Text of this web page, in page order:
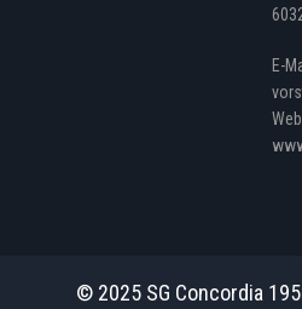
E-
© 2025 SG Concordia